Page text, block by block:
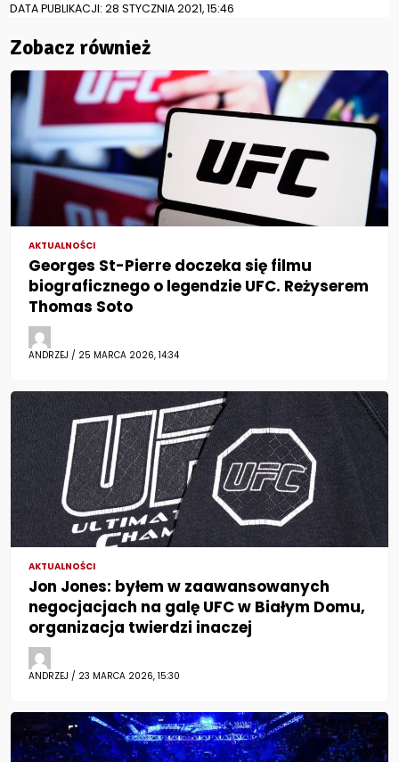
DATA PUBLIKACJI: 28 STYCZNIA 2021, 15:46
Zobacz również
AKTUALNOŚCI
Georges St-Pierre doczeka się filmu
biograficznego o legendzie UFC. Reżyserem
Thomas Soto
ANDRZEJ / 25 MARCA 2026, 14:34
AKTUALNOŚCI
Jon Jones: byłem w zaawansowanych
negocjacjach na galę UFC w Białym Domu,
organizacja twierdzi inaczej
ANDRZEJ / 23 MARCA 2026, 15:30